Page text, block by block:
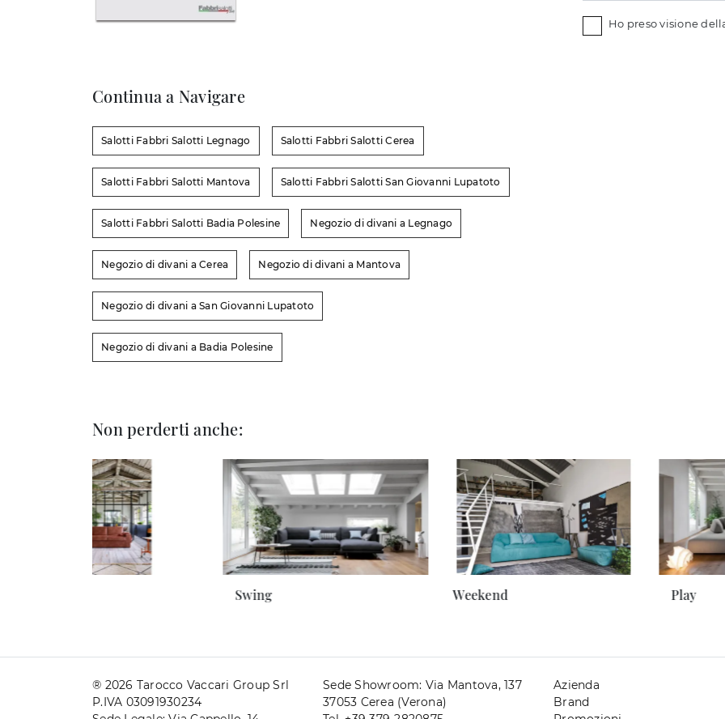
Continua a Navigare
Salotti Fabbri Salotti Legnago Salotti Fabbri Salotti Cerea
Salotti Fabbri Salotti Mantova Salotti Fabbri Salotti San Giovanni Lupatoto
Salotti Fabbri Salotti Badia Polesine Negozio di divani a Legnago
Negozio di divani a Cerea Negozio di divani a Mantova
Negozio di divani a San Giovanni Lupatoto
Negozio di divani a Badia Polesine
Ho preso visione
Non perderti anche:
Swing Weekend Play
® 2026 Tarocco Vaccari Group Srl
P.IVA 03091930234
Sede Showroom: Via Mantova, 137
37053 Cerea (Verona)
Azienda
Brand